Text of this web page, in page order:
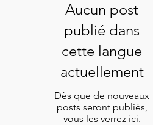
Aucun post
publié dans
cette langue
actuellement
Dès que de nouveaux
posts seront publiés,
vous les verrez ici.